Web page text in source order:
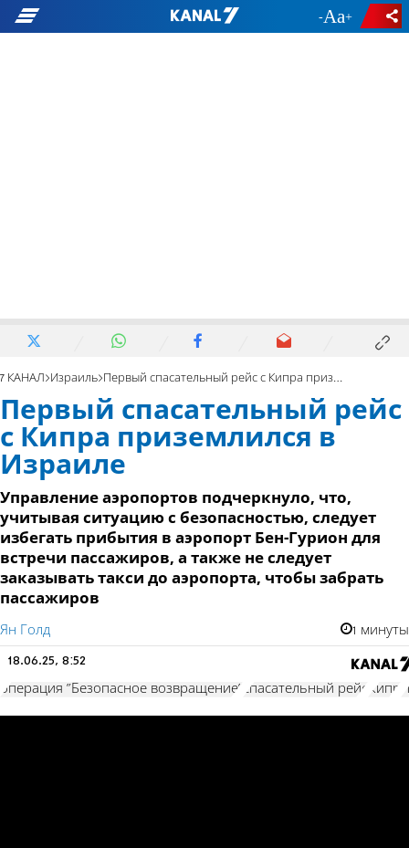
- +
7 КАНАЛ Израиль Первый спасательный рейс с Кипра приземлился в Израиле
Первый спасательный рейс
с Кипра приземлился в
Израиле
Управление аэропортов подчеркнуло, что,
учитывая ситуацию с безопасностью, следует
избегать прибытия в аэропорт Бен-Гурион для
встречи пассажиров, а также не следует
заказывать такси до аэропорта, чтобы забрать
пассажиров
Ян Голд 1 минуты
18.06.25, 8:52
операция "Безопасное возвращение" спасательный рейс Кипр